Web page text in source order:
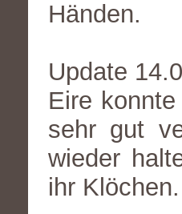
Händen.
Update
Eire
sehr gut
wieder
ihr Klöchen.